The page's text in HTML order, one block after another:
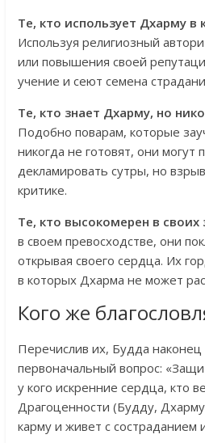
Те, кто использует Дхарму в
Используя религиозный
или повышения своей
учение и сеют семена
Те, кто знает Дхарму, но
Подобно поварам, которые
никогда не готовят, они могут
декламировать сутры, но
критике.
Те, кто высокомерен в своих
в своем превосходстве, они
открывая своего сердца. Их
в которых Дхарма не может
Кого же
Перечислив их, Будда наконец
первоначальный вопрос:
у кого искренние сердца, кто
Драгоценности (Будду,
карму и живет с состраданием